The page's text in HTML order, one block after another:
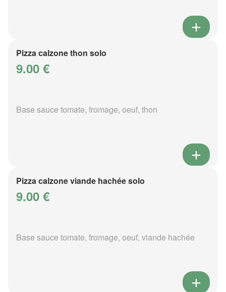
Pizza calzone thon solo
9.00 €
Base sauce tomate, fromage, oeuf, thon
Pizza calzone viande hachée solo
9.00 €
Base sauce tomate, fromage, oeuf, viande hachée